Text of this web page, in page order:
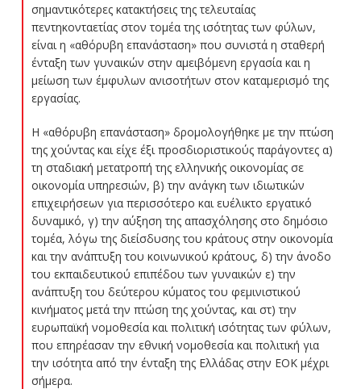
σημαντικότερες κατακτήσεις της τελευταίας
πεντηκονταετίας στον τομέα της ισότητας των φύλων,
είναι η «αθόρυβη επανάσταση» που συνιστά η σταθερή
ένταξη των γυναικών στην αμειβόμενη εργασία και η
μείωση των έμφυλων ανισοτήτων στον καταμερισμό της
εργασίας.
Η «αθόρυβη επανάσταση» δρομολογήθηκε με την πτώση
της χούντας και είχε έξι προσδιοριστικούς παράγοντες α)
τη σταδιακή μετατροπή της ελληνικής οικονομίας σε
οικονομία υπηρεσιών, β) την ανάγκη των ιδιωτικών
επιχειρήσεων για περισσότερο και ευέλικτο εργατικό
δυναμικό, γ) την αύξηση της απασχόλησης στο δημόσιο
τομέα, λόγω της διείσδυσης του κράτους στην οικονομία
και την ανάπτυξη του κοινωνικού κράτους, δ) την άνοδο
του εκπαιδευτικού επιπέδου των γυναικών ε) την
ανάπτυξη του δεύτερου κύματος του φεμινιστικού
κινήματος μετά την πτώση της χούντας, και στ) την
ευρωπαϊκή νομοθεσία και πολιτική ισότητας των φύλων,
που επηρέασαν την εθνική νομοθεσία και πολιτική για
την ισότητα από την ένταξη της Ελλάδας στην ΕΟΚ μέχρι
σήμερα.